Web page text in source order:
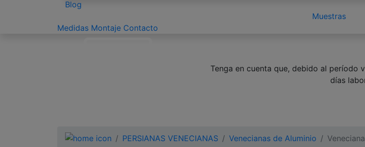
Blog
Muestras
Medidas Montaje Contacto
Tenga en cuenta que, debido al
días
PERSIANAS VENECIANAS Venecianas de Aluminio